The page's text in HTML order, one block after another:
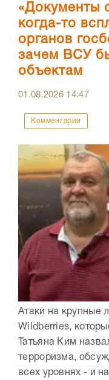
«Документы
когда-то
органов
зачем ВСУ
объектам
01.08.2026 14:47
Комментарии
Атаки на крупные
Wildberries,
Татьяна Ким
терроризма,
всех уровнях - и